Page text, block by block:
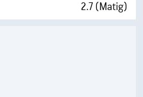
2.7 (Matig)